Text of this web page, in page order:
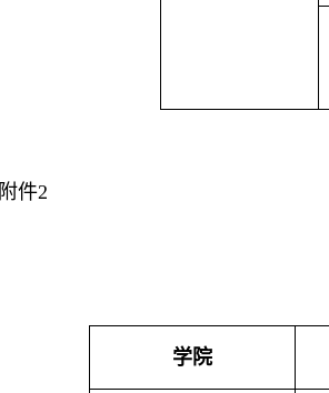
附件2
学院